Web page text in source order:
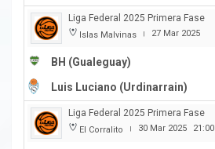
Liga Federal 2025 Primera Fase
Islas Malvinas | 27 Mar 2025
BH (Gualeguay)
Luis Luciano (Urdinarrain)
Liga Federal 2025 Primera Fase
El Corralito | 30 Mar 2025 21:00